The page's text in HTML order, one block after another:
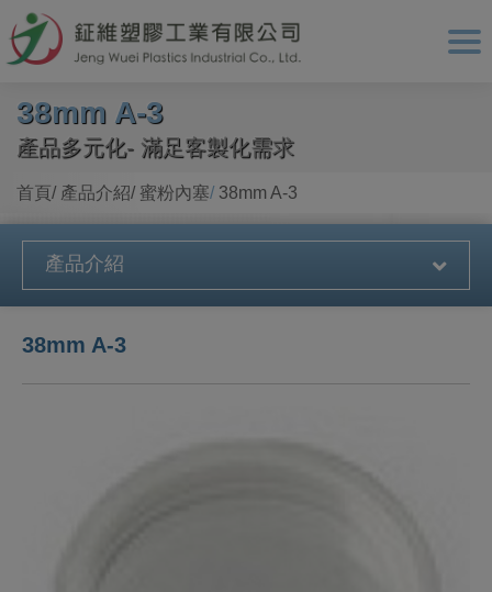
38mm A-3
產品多元化- 滿足客製化需求
首頁 產品介紹 蜜粉內塞 38mm A-3
產品介紹
38mm A-3
Cookie管理面板